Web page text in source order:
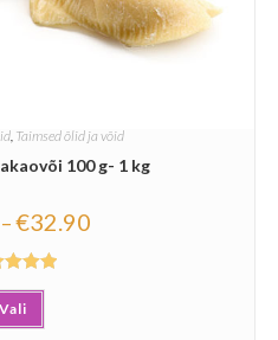
, Taimsed õlid ja võid
100 g- 1 kg
–€32.90
/ 5
Vali